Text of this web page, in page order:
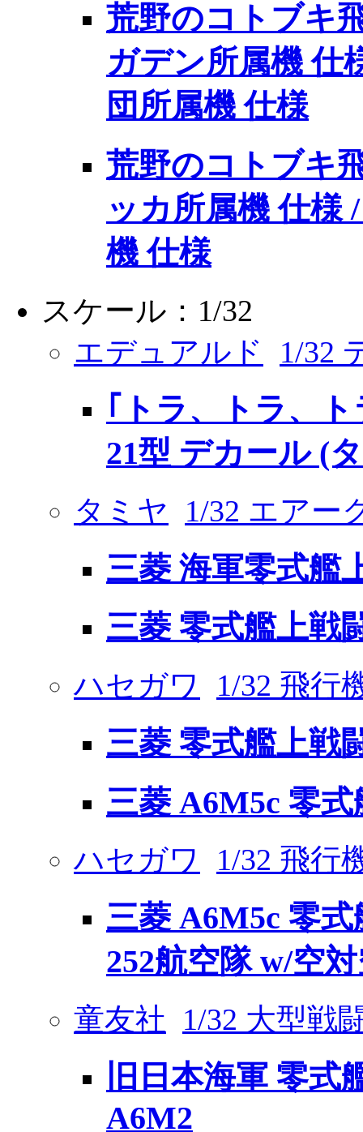
荒野のコトブキ
ガデン所属機 仕
団所属機 仕様
荒野のコトブキ
ッカ所属機 仕様
機 仕様
スケール：1/32
エデュアルド
1/32
｢トラ、トラ、
21型 デカール (
タミヤ 1/32 エアー
三菱 海軍零式艦
三菱 零式艦上戦
ハセガワ 1/32 飛行
三菱 零式艦上戦
三菱 A6M5c 零
ハセガワ 1/32 飛行
三菱 A6M5c 零
252航空隊 w/空
童友社 1/32 大型戦
旧日本海軍 零式
A6M2